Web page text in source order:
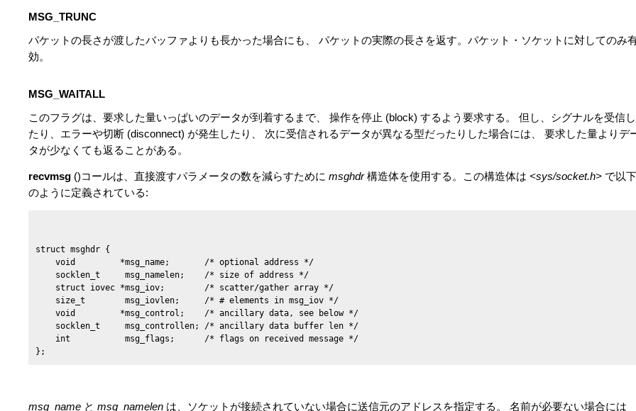
MSG_TRUNC
パケットの長さが渡したバッファよりも長かった場合にも、 パケットの実際の長さを返す。パケット・ソケットに対してのみ
効。
MSG_WAITALL
このフラグは、要求した量いっぱいのデータが到着するまで、 操作を停止 (block) するよう要求する。 但し、シグナルを受信し
たり、エラーや切断 (disconnect) が発生したり、 次に受信されるデータが異なる型だったりした場合には、 要求した量よりデ
タが少なくても返ることがある。
recvmsg ()コールは、直接渡すパラメータの数を減らすために msghdr構造体を使用する。この構造体は <sys/socket.h> で以下
のように定義されている:
struct msghdr {
    void         *msg_name;       /* optional address */
    socklen_t     msg_namelen;    /* size of address */
    struct iovec *msg_iov;        /* scatter/gather array */
    size_t        msg_iovlen;     /* # elements in msg_iov */
    void         *msg_control;    /* ancillary data, see below */
    socklen_t     msg_controllen; /* ancillary data buffer len */
    int           msg_flags;      /* flags on received message */
msg_name と msg_namelen は、ソケットが接続されていない場合に送信元のアドレスを指定する。 名前が必要ない場合には